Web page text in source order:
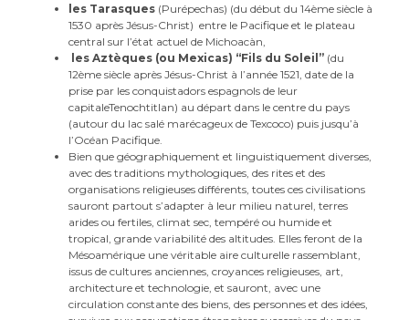
les Tarasques (Purépechas) (du début du 14ème siècle à
1530 après Jésus-Christ) entre le Pacifique et le plateau
central sur l’état actuel de Michoacàn,
les Aztèques (ou Mexicas) “Fils du Soleil” (du
12ème siècle après Jésus-Christ à l’année 1521, date de la
prise par les conquistadors espagnols de leur
capitaleTenochtitlan) au départ dans le centre du pays
(autour du lac salé marécageux de Texcoco) puis jusqu’à
l’Océan Pacifique.
Bien que géographiquement et linguistiquement diverses,
avec des traditions mythologiques, des rites et des
organisations religieuses différents, toutes ces civilisations
sauront partout s’adapter à leur milieu naturel, terres
arides ou fertiles, climat sec, tempéré ou humide et
tropical, grande variabilité des altitudes. Elles feront de la
Mésoamérique une véritable aire culturelle rassemblant,
issus de cultures anciennes, croyances religieuses, art,
architecture et technologie, et sauront, avec une
circulation constante des biens, des personnes et des idées,